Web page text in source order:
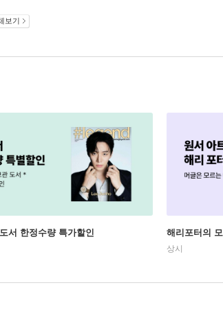
보기
서 한정수량 특가할인 해리포터의
상시